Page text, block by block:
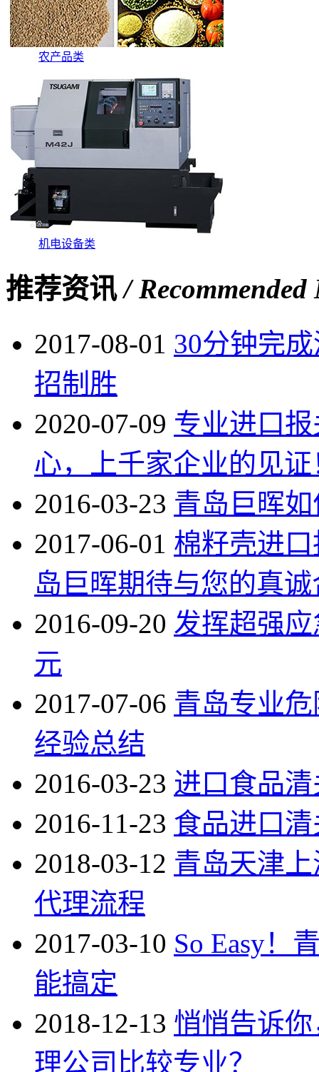
农产品类
机电设备类
推荐资讯/ Recommended
2017-08-01 30分钟完
招制胜
2020-07-09 专业进口
心，上千家企业的见证
2016-03-23 青岛巨晖
2017-06-01 棉籽壳进
岛巨晖期待与您的真
2016-09-20 发挥超强
元
2017-07-06 青岛专业
经验总结
2016-03-23 进口食品
2016-11-23 食品进口
2018-03-12 青岛天津
代理流程
2017-03-10 So Easy！
能搞定
2018-12-13 悄悄告诉
理公司比较专业？